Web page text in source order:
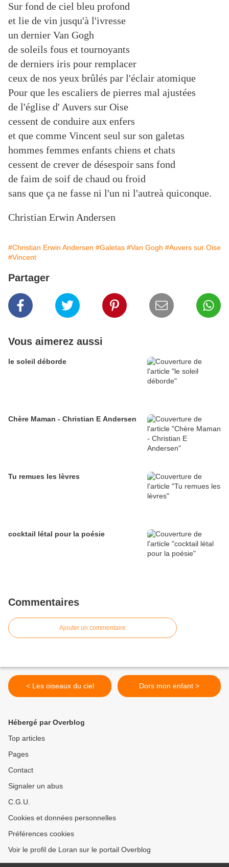
Sur fond de ciel bleu profond
et lie de vin jusqu'à l'ivresse
un dernier Van Gogh
de soleils fous et tournoyants
de derniers iris pour remplacer
ceux de nos yeux brûlés par l'éclair atomique
Pour que les escaliers de pierres mal ajustées
de l'église d' Auvers sur Oise
cessent de conduire aux enfers
et que comme Vincent seul sur son galetas
hommes femmes enfants chiens et chats
cessent de crever de désespoir sans fond
de faim de soif de chaud ou froid
sans que ça ne fasse ni l'un ni l'autreà quiconque.
Christian Erwin Andersen
#Christian Erwin Andersen #Galetas #Van Gogh #Auvers sur Oise
#Vincent
Partager
Vous aimerez aussi
le soleil déborde
Chère Maman - Christian E Andersen
Tu remues les lèvres
cocktail létal pour la poésie
Commentaires
Ajouter un commentaire
< Les oiseaux du ciel Dors mon enfant >
Hébergé par Overblog
Top articles
Pages
Contact
Signaler un abus
C.G.U.
Cookies et données personnelles
Préférences cookies
Voir le profil de Loran sur le portail Overblog